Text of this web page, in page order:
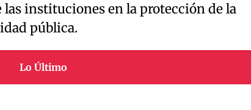
instituciones en la protección de la
pública.
Lo Último